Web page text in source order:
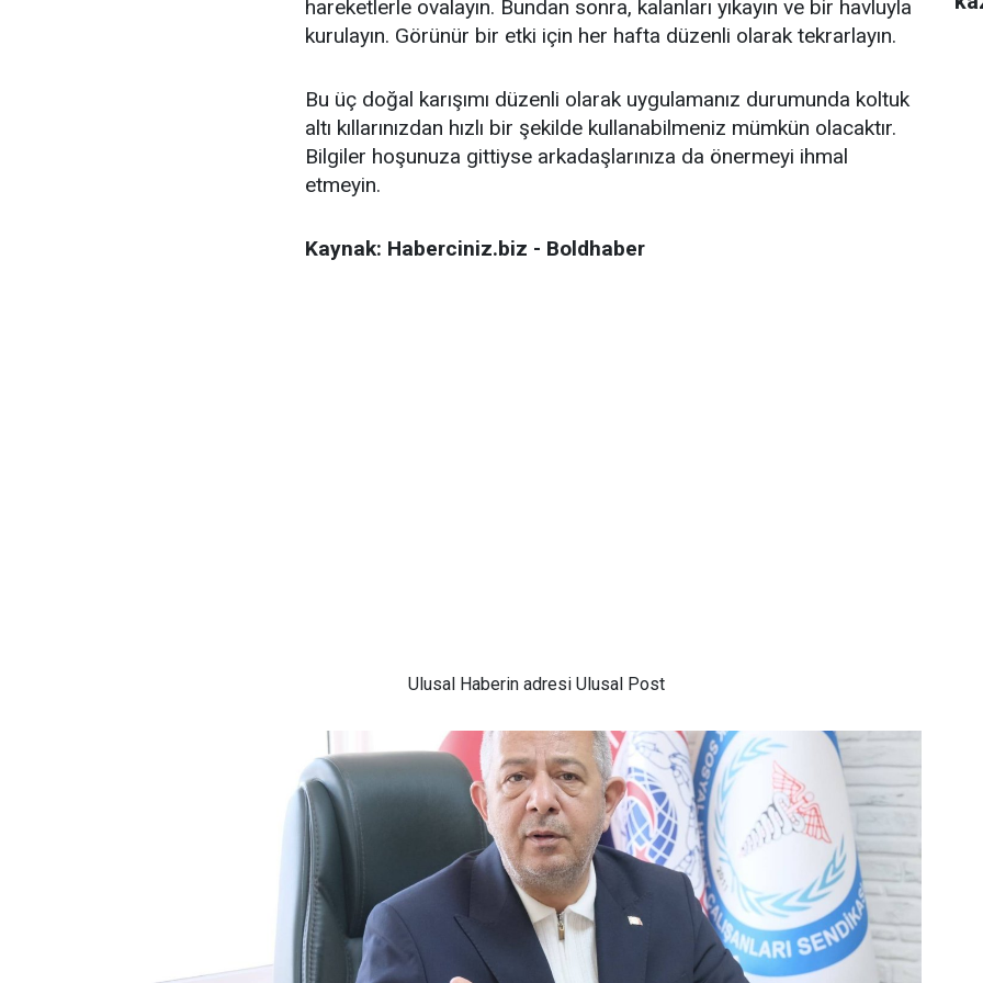
hareketlerle ovalayın. Bundan sonra, kalanları yıkayın ve bir havluyla
kurulayın. Görünür bir etki için her hafta düzenli olarak tekrarlayın.
Bu üç doğal karışımı düzenli olarak uygulamanız durumunda koltuk
altı kıllarınızdan hızlı bir şekilde kullanabilmeniz mümkün olacaktır.
Bilgiler hoşunuza gittiyse arkadaşlarınıza da önermeyi ihmal
etmeyin.
Kaynak: Haberciniz.biz - Boldhaber
Ulusal Haberin adresi Ulusal Post